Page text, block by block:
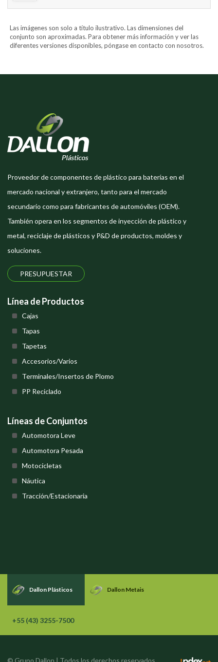
Las imágenes son solo a título ilustrativo. Las dimensiones del
conjunto son aproximadas. Para obtener más información y ver las
diferentes versiones disponibles, póngase en contacto con nosotros.
Proveedor de componentes de plástico para baterías en el
mercado nacional y extranjero, tanto para el mercado
secundario como para fabricantes de automóviles (OEM).
También opera en los segmentos de inyección de plástico y
metal, reciclaje de plásticos y P&D de productos, moldes y
soluciones.
PRESUPUESTAR
Línea de Productos
Cajas
Tapas
Tapetas
Accesorios/Varios
Terminales/Insertos de Plomo
PP Reciclado
Líneas de Conjuntos
Automotora Leve
Automotora Pesada
Motocicletas
Náutica
Tracción/Estacionaria
Dallon Plásticos Dallon Metais
+55 (43) 3255-7500
© Grupo Dallon | Todos los derechos reservados.